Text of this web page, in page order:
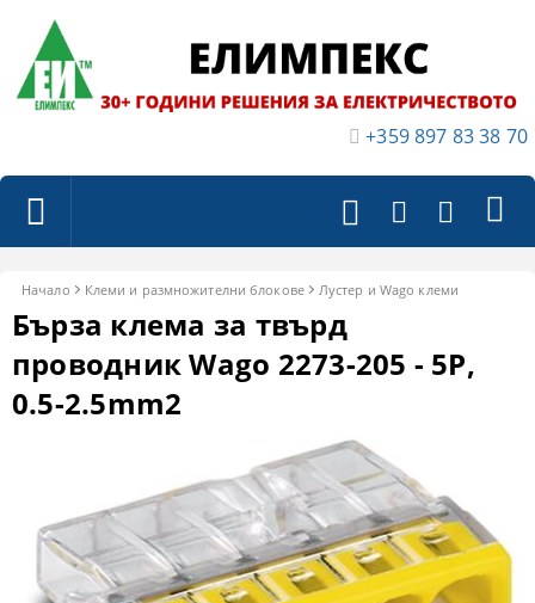
+359 897 83 38 70
Начало Клеми и размножителни блокове Лустер и Wago клеми
Бърза клема за твърд
проводник Wago 2273-205 - 5P,
0.5-2.5mm2